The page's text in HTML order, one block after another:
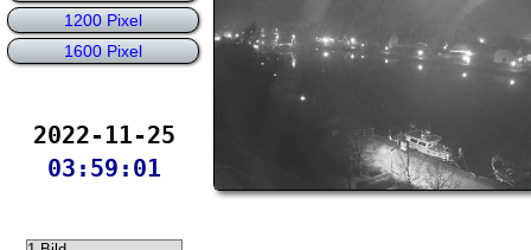
1200 Pixel
1600 Pixel
2022-11-25
03:59:01